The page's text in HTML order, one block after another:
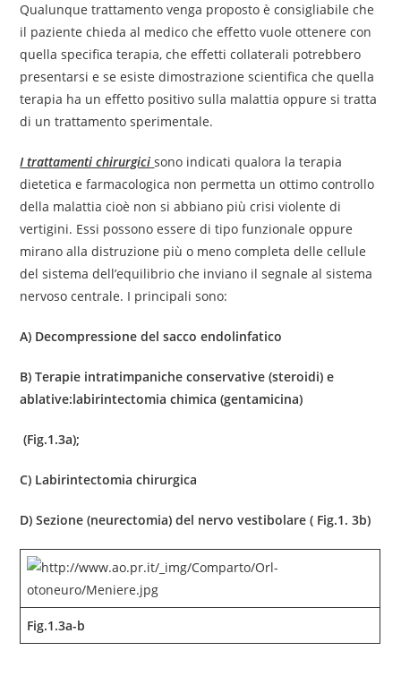
Qualunque trattamento venga proposto è consigliabile che
il paziente chieda al medico che effetto vuole ottenere con
quella specifica terapia, che effetti collaterali potrebbero
presentarsi e se esiste dimostrazione scientifica che quella
terapia ha un effetto positivo sulla malattia oppure si tratta
di un trattamento sperimentale.
I trattamenti chirurgici sono indicati qualora la terapia
dietetica e farmacologica non permetta un ottimo controllo
della malattia cioè non si abbiano più crisi violente di
vertigini. Essi possono essere di tipo funzionale oppure
mirano alla distruzione più o meno completa delle cellule
del sistema dell’equilibrio che inviano il segnale al sistema
nervoso centrale. I principali sono:
A) Decompressione del sacco endolinfatico
B) Terapie intratimpaniche conservative (steroidi) e
ablative:labirintectomia chimica (gentamicina)
(Fig.1.3a);
C) Labirintectomia chirurgica
D) Sezione (neurectomia) del nervo vestibolare ( Fig.1. 3b)
Fig.1.3a-b